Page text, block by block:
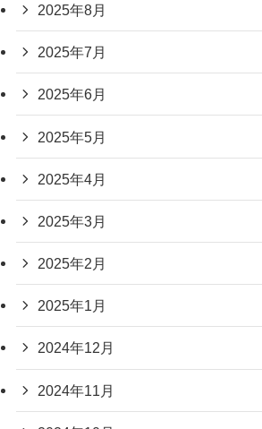
2025年8月
2025年7月
2025年6月
2025年5月
2025年4月
2025年3月
2025年2月
2025年1月
2024年12月
2024年11月